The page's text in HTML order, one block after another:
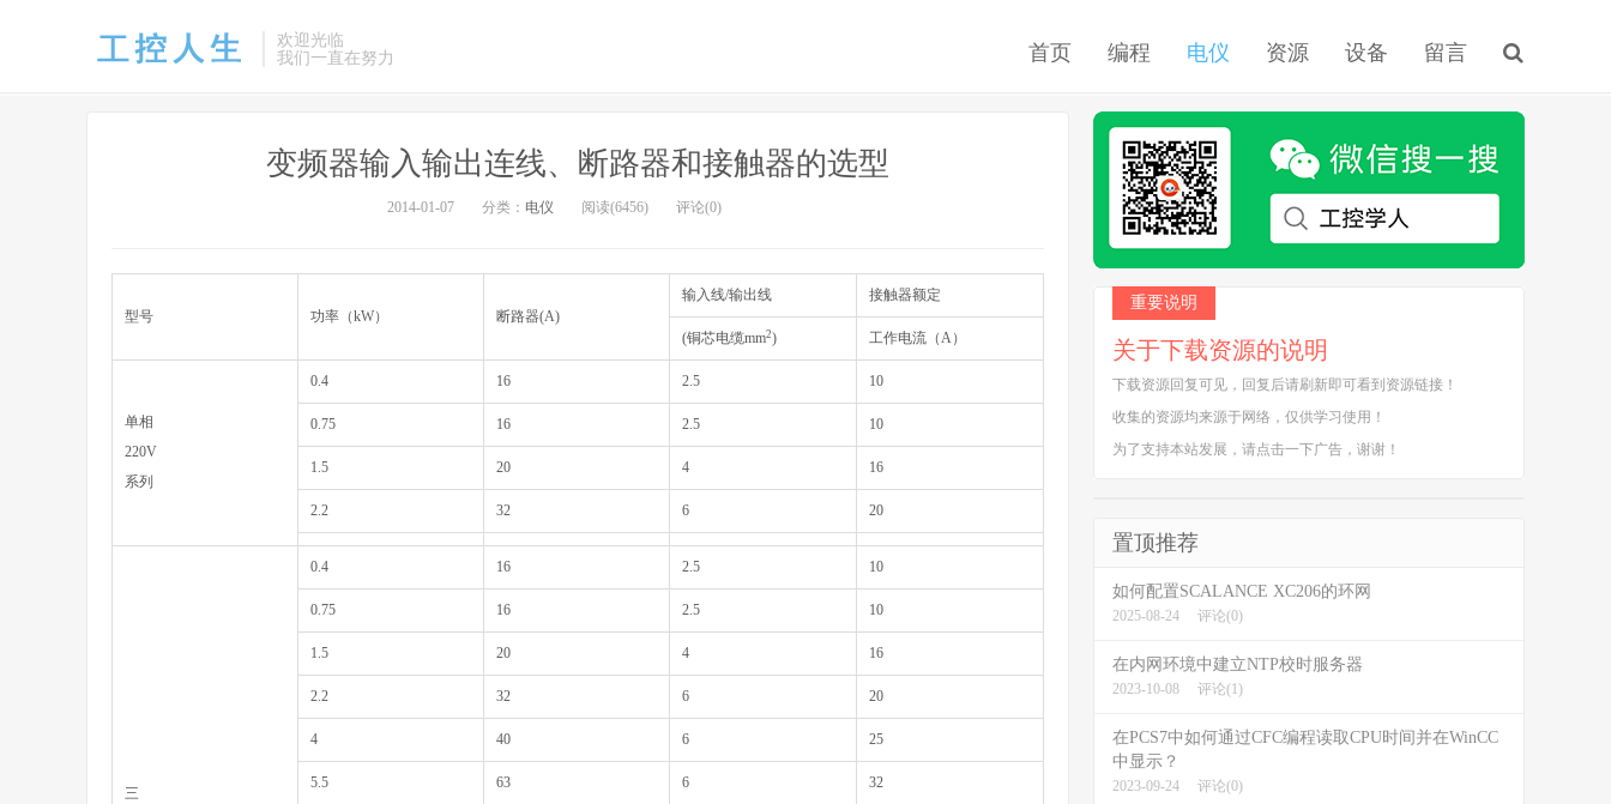
欢迎光临
我们一直在努力
首页 编程 电仪 资源 设备 留言
变频器输入输出连线、断路器和接触器的选型
2014-01-07 分类： 电仪 阅读(6456) 评论(0)
型号 功率（kW） 断路器(A)
输入线/输出线 接触器额定
(铜芯电缆mm2) 工作电流（A）
单相
220V
系列
0.4 16 2.5 10
0.75 16 2.5 10
1.5 20 4 16
2.2 32 6 20
三
0.4 16 2.5 10
0.75 16 2.5 10
1.5 20 4 16
2.2 32 6 20
4 40 6 25
5.5 63 6 32
重要说明
关于下载资源的说明
下载资源回复可见，回复后请刷新即可看到资源链接！
收集的资源均来源于网络，仅供学习使用！
为了支持本站发展，请点击一下广告，谢谢！
置顶推荐
如何配置SCALANCE XC206的环网
2025-08-24 评论(0)
在内网环境中建立NTP校时服务器
2023-10-08 评论(1)
在PCS7中如何通过CFC编程读取CPU时间并在WinCC
中显示？
2023-09-24 评论(0)